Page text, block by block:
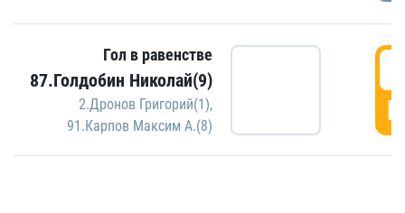
Гол в равенстве
87.Голдобин Николай(9)
2.Дронов Григорий(1),
91.Карпов Максим А.(8)